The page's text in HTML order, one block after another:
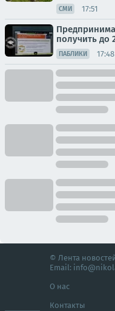
СМИ 17:51
получить до
ПАБЛИКИ 17:48
© Лента
Email:
О нас
Контакты